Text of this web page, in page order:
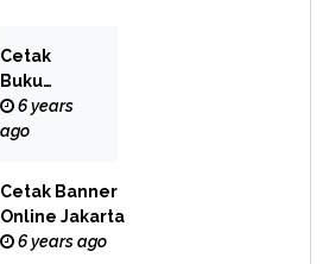
Cetak
Buku
Yasin
Online
6 years
ago
Cetak Banner
Online Jakarta
6 years ago